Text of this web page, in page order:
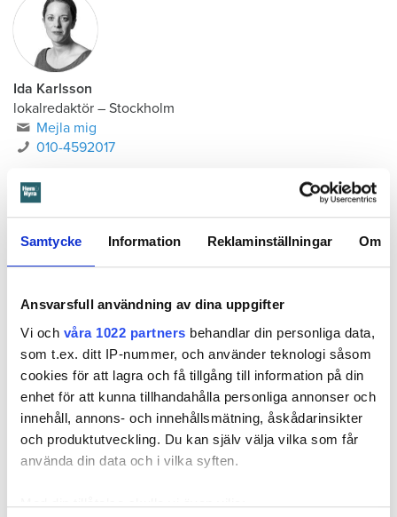
Samtycke Information Reklaminställningar Om
Ansvarsfull användning av dina uppgifter
Vi och våra 1022 partners behandlar din personliga data,
som t.ex. ditt IP-nummer, och använder teknologi såsom
cookies för att lagra och få tillgång till information på din
enhet för att kunna tillhandahålla personliga annonser och
innehåll, annons- och innehållsmätning, åskådarinsikter
och produktutveckling. Du kan själv välja vilka som får
använda din data och i vilka syften.
Med din tillåtelse skulle vi även vilja:
Ida Karlsson
lokalredaktör – Stockholm
Mejla mig
010-4592017
Hem & Hyra finns där du bor
20 lokalredaktörer bevakar hela hyres-Sverige. Välj själv vilka
lokala nyheter du vill se!
Mest läst Senaste nytt
Barn glömde stänga av duschen – mamman måste
betala 300 000
30 juli kl 08:30
Larmade inte om spricka i duschen – vräks efter 30
år
4 augusti kl 08:30
döms för folkbokföringsbrott
24 juli kl 16:10